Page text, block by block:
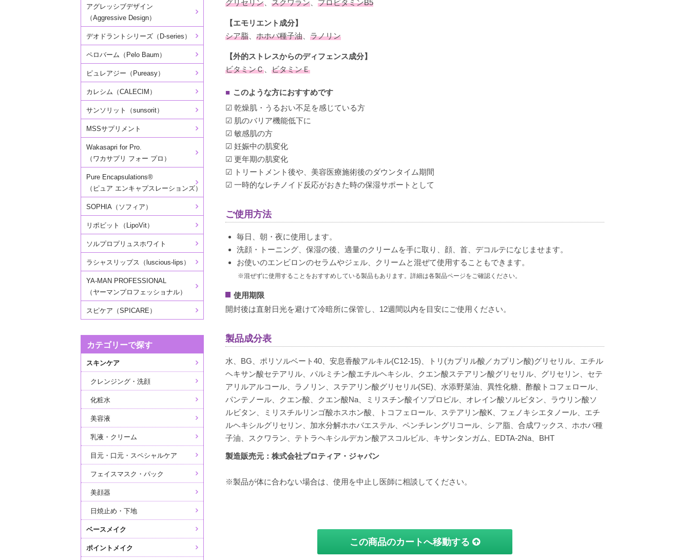
グリセリン、 スクワラン、 プロビタミンB5
【エモリエント成分】
シア脂、 ホホバ種子油、 ラノリン
【外的ストレスからのディフェンス成分】
ビタミンＣ、 ビタミンＥ
■ このような方におすすめです
☑ 乾燥肌・うるおい不足を感じている方
☑ 肌のバリア機能低下に
☑ 敏感肌の方
☑ 妊娠中の肌変化
☑ 更年期の肌変化
☑ トリートメント後や、美容医療施術後のダウンタイム期間
☑ 一時的なレチノイド反応がおきた時の保湿サポートとして
ご使用方法
毎日、朝・夜に使用します。
洗顔・トーニング、保湿の後、適量のクリームを手に取り、顔、首、デコルテになじませます。
お使いのエンビロンのセラムやジェル、クリームと混ぜて使用することもできます。
※混ぜずに使用することをおすすめしている製品もあります。詳細は各製品ページをご確認ください。
使用期限
開封後は直射日光を避けて冷暗所に保管し、12週間以内を目安にご使用ください。
製品成分表
水、BG、ポリソルベート40、安息香酸アルキル(C12-15)、トリ(カプリル酸／カプリン酸)グリセリル、エチル
ヘキサン酸セテアリル、パルミチン酸エチルヘキシル、クエン酸ステアリン酸グリセリル、グリセリン、セテ
アリルアルコール、ラノリン、ステアリン酸グリセリル(SE)、水添野菜油、異性化糖、酢酸トコフェロール、
パンテノール、クエン酸、クエン酸Na、ミリスチン酸イソプロピル、オレイン酸ソルビタン、ラウリン酸ソ
ルビタン、ミリスチルリンゴ酸ホスホン酸、トコフェロール、ステアリン酸K、フェノキシエタノール、エチ
ルヘキシルグリセリン、加水分解ホホバエステル、ペンチレングリコール、シア脂、合成ワックス、ホホバ種
子油、スクワラン、テトラヘキシルデカン酸アスコルビル、キサンタンガム、EDTA-2Na、BHT
製造販売元：株式会社プロティア・ジャパン
※製品が体に合わない場合は、使用を中止し医師に相談してください。
この商品のカートへ移動する
アグレッシブデザイン
（Aggressive Design）
デオドラントシリーズ（D-series）
ペロバーム（Pelo Baum）
ピュレアジー（Pureasy）
カレシム（CALECIM）
サンソリット（sunsorit）
MSSサプリメント
Wakasapri for Pro.
（ワカサプリ フォー プロ）
Pure Encapsulations®
（ピュア エンキャプスレーションズ）
SOPHIA（ソフィア）
リポビット（LipoVit）
ソルプロプリュスホワイト
ラシャスリップス（luscious-lips）
YA-MAN PROFESSIONAL
（ヤーマンプロフェッショナル）
スピケア（SPICARE）
カテゴリーで探す
スキンケア
クレンジング・洗顔
化粧水
美容液
乳液・クリーム
目元・口元・スペシャルケア
フェイスマスク・パック
美顔器
日焼止め・下地
ベースメイク
ポイントメイク